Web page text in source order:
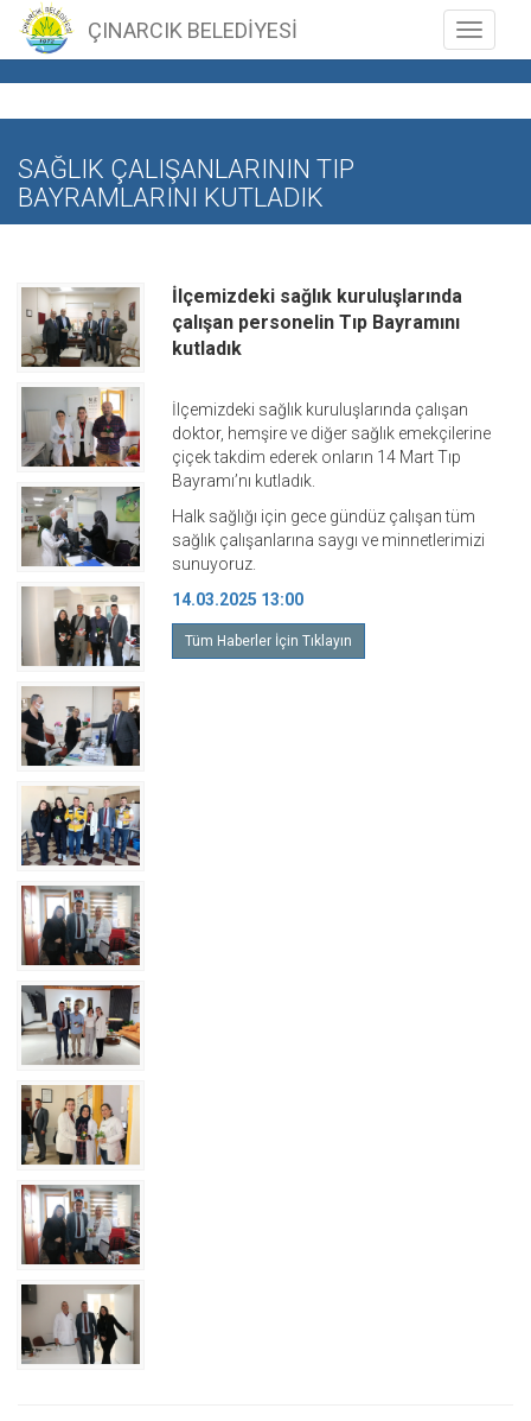
Toggle
ÇINARCIK BELEDİYESİ
SAĞLIK ÇALIŞANLARININ TIP
BAYRAMLARINI KUTLADIK
İlçemizdeki sağlık kuruluşlarında
çalışan personelin Tıp Bayramını
kutladık
İlçemizdeki sağlık kuruluşlarında çalışan
doktor, hemşire ve diğer sağlık emekçilerine
çiçek takdim ederek onların 14 Mart Tıp
Bayramı’nı kutladık.
Halk sağlığı için gece gündüz çalışan tüm
sağlık çalışanlarına saygı ve minnetlerimizi
sunuyoruz.
14.03.2025 13:00
Tüm Haberler İçin Tıklayın